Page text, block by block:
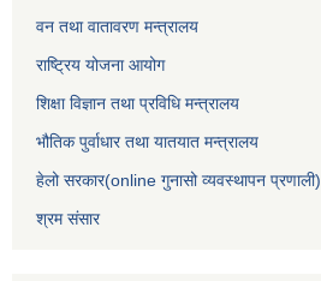
वन तथा वातावरण मन्त्रालय
राष्ट्रिय योजना आयोग
शिक्षा विज्ञान तथा प्रविधि मन्त्रालय
भौतिक पुर्वाधार तथा यातयात मन्त्रालय
हेलो सरकार(online गुनासो व्यवस्थापन प्रणाली)
श्रम संसार